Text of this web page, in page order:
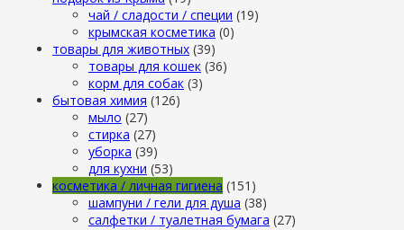
чай / сладости / специи (19)
крымская косметика (0)
товары для животных (39)
товары для кошек (36)
корм для собак (3)
бытовая химия (126)
мыло (27)
стирка (27)
уборка (39)
для кухни (53)
косметика / личная гигиена (151)
шампуни / гели для душа (38)
салфетки / туалетная бумага (27)